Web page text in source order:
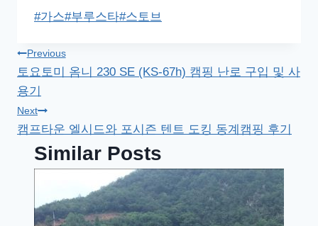
Post
#가스#부루스타#스토브
글
탐
색
Previous
토요토미 옴니 230 SE (KS-67h) 캠핑 난로 구입 및 사
용기
Next
캠프타운 엘시드와 포시즌 텐트 도킹 동계캠핑 후기
Similar Posts